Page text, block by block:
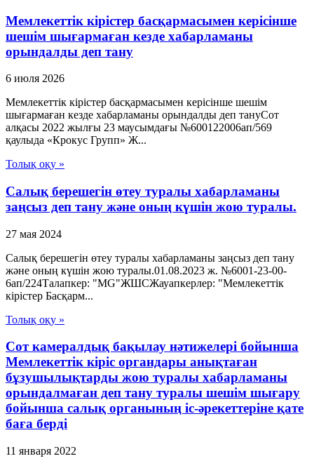
Мемлекеттік кірістер басқармасымен керісінше
шешім шығармаған кезде хабарламаны
орындалды деп тану
6 июля 2026
Мемлекеттік кірістер басқармасымен керісінше шешім
шығармаған кезде хабарламаны орындалды деп тануСот
алқасы 2022 жылғы 23 маусымдағы №600122006ап/569
қаулыда «Крокус Групп» Ж...
Толық оқу »
Салық берешегін өтеу туралы хабарламаны
заңсыз деп тану және оның күшін жою туралы.
27 мая 2024
Салық берешегін өтеу туралы хабарламаны заңсыз деп тану
және оның күшін жою туралы.01.08.2023 ж. №6001-23-00-
6ап/224Талапкер: "MG"ЖШСЖауапкерлер: "Мемлекеттік
кірістер Басқарм...
Толық оқу »
Сот камералдық бақылау нәтижелері бойынша
Мемлекеттік кіріс органдары анықтаған
бұзушылықтарды жою туралы хабарламаны
орындалмаған деп тану туралы шешім шығару
бойынша салық органының іс-әрекеттеріне қате
баға берді
11 января 2022